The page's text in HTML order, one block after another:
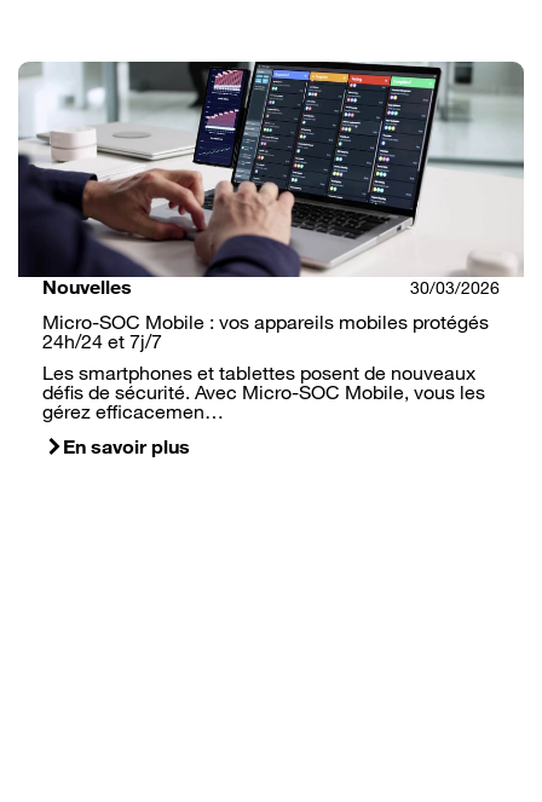
Nouvelles 30/03/2026
Micro-SOC Mobile : vos appareils mobiles protégés
24h/24 et 7j/7
Les smartphones et tablettes posent de nouveaux
défis de sécurité. Avec Micro-SOC Mobile, vous les
gérez efficacemen…
En savoir plus